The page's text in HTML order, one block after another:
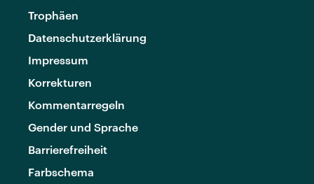
Trophäen
Datenschutzerklärung
Impressum
Korrekturen
Kommentarregeln
Gender und Sprache
Barrierefreiheit
Farbschema